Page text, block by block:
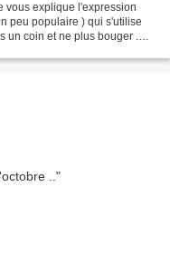
vous explique l'expression
peu populaire ) qui s'utilise
un coin et ne plus bouger .